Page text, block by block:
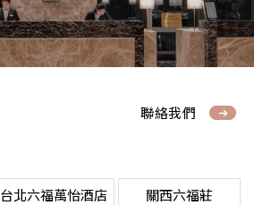
聯絡我們
台北六福萬怡酒店
關西六福莊